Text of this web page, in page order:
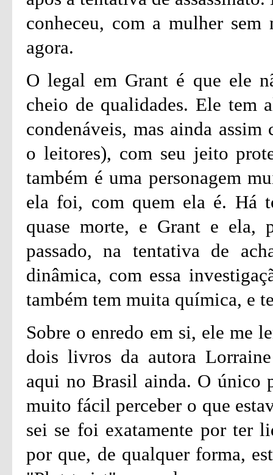
conheceu, com a mulher
agora.
O legal em Grant é que ele
cheio de qualidades. Ele tem
condenáveis, mas ainda
o leitores), com seu jeito
também é uma personagem
ela foi, com quem ela é. Há
quase morte, e Grant e ela,
passado, na tentativa de
dinâmica, com essa
também tem muita química, e
Sobre o enredo em si, ele me
dois livros da autora
aqui no Brasil ainda. O único
muito fácil perceber o que
sei se foi exatamente por ter
por que, de qualquer forma,